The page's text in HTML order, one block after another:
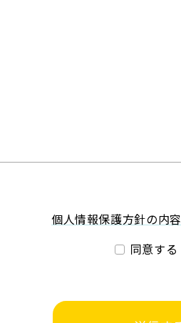
個人情報保護方針の内容
同意する